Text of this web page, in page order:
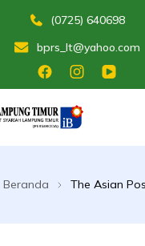
(0725) 640698
bprs_lt@yahoo.com
Timur
Beranda The Asian